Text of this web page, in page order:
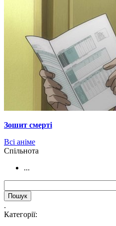
Зошит смерті
Всі аніме
Cпільнота
...
.
Категорії: